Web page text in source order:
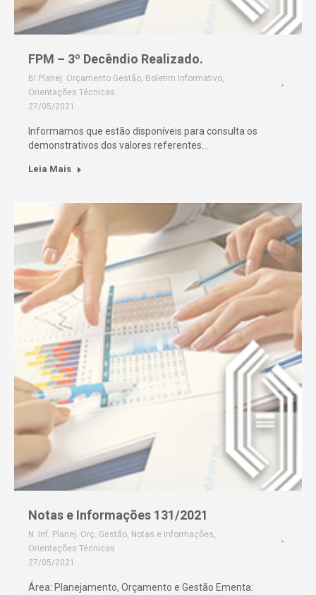
FPM – 3º Decêndio Realizado.
BI Planej. Orçamento Gestão, Boletim Informativo,
Orientações Técnicas
27/05/2021
Informamos que estão disponíveis para consulta os
demonstrativos dos valores referentes…
Leia Mais
Notas e Informações 131/2021
N. Inf. Planej. Orç. Gestão, Notas e Informações,
Orientações Técnicas
27/05/2021
Área: Planejamento, Orçamento e Gestão Ementa: